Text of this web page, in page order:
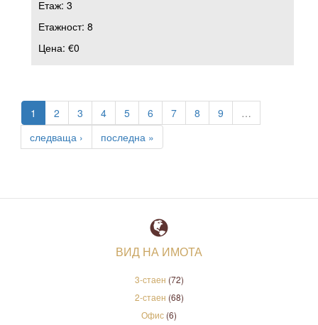
Етаж: 3
Етажност: 8
Цена: €0
1 2 3 4 5 6 7 8 9
…
следваща ›
последна »
ВИД НА ИМОТА
3-стаен (72)
2-стаен (68)
Офис (6)